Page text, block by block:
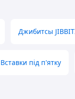
товар та
Джибитсы
Вставки під п'ятку